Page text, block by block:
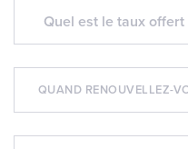
QUAND RENOUVELLEZ-